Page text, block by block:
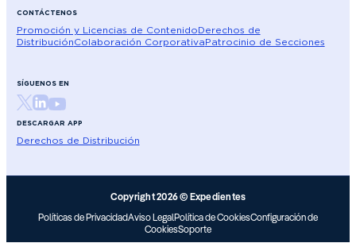
CONTÁCTENOS
Promoción y Licencias de ContenidoDerechos de
DistribuciónColaboración CorporativaPatrocinio de Secciones
SÍGUENOS EN
DESCARGAR APP
Derechos de Distribución
Copyright 2026 © Expedientes
Políticas de PrivacidadAviso LegalPolítica de CookiesConfiguración de
CookiesSoporte